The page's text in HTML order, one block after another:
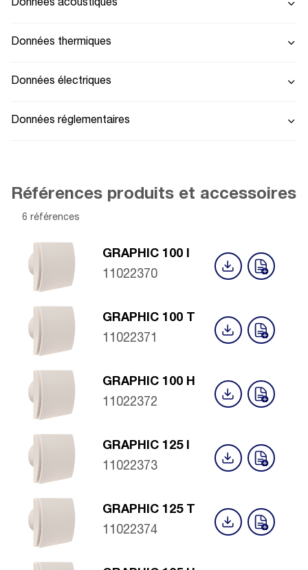
Données acoustiques
Données thermiques
Données électriques
Données réglementaires
Références produits et accessoires
6 références
GRAPHIC 100 I
11022370
GRAPHIC 100 T
11022371
GRAPHIC 100 H
11022372
GRAPHIC 125 I
11022373
GRAPHIC 125 T
11022374